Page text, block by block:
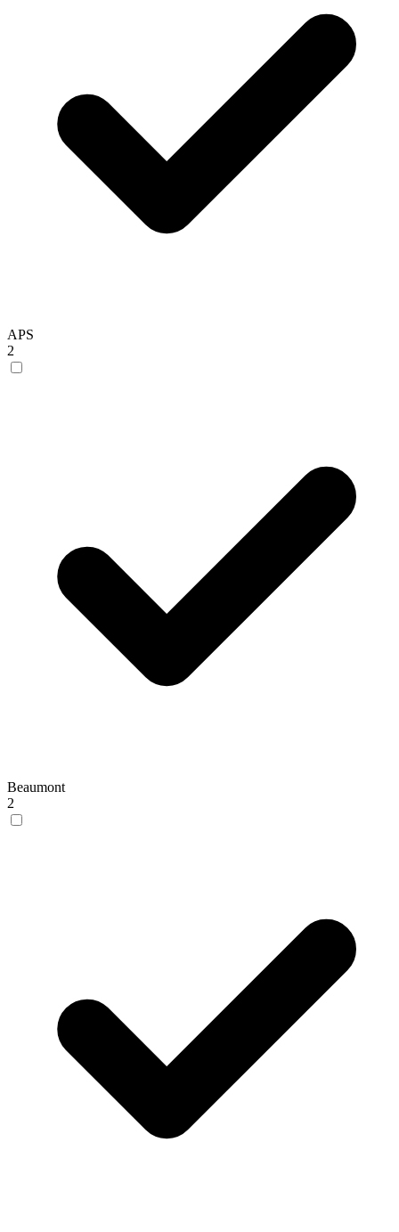
APS
2
Beaumont
2